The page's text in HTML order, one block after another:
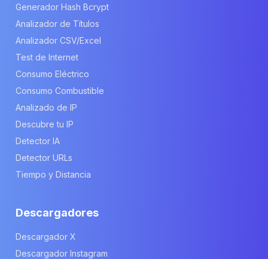
Generador Hash Bcrypt
Analizador de Títulos
Analizador CSV/Excel
Test de Internet
Consumo Eléctrico
Consumo Combustible
Analizado de IP
Descubre tu IP
Detector IA
Detector URLs
Tiempo y Distancia
Descargadores
Descargador X
Descargador Instagram